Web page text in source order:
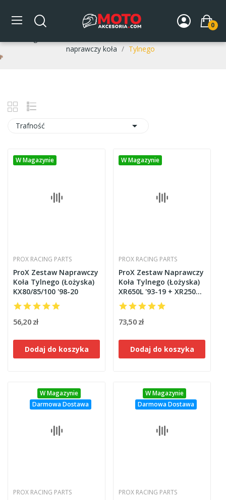
0
Tylnego
naprawczy koła
Tylnego
Trafność 
W Magazynie
PROX RACING PARTS
ProX Zestaw Naprawczy
Koła Tylnego (Łożyska)
KX80/85/100 '98-20
56,20 zł
Dodaj do koszyka
W Magazynie
PROX RACING PARTS
ProX Zestaw Naprawczy
Koła Tylnego (Łożyska)
XR650L '93-19 + XR250R
'81-85
73,50 zł
Dodaj do koszyka
W Magazynie
Darmowa Dostawa
PROX RACING PARTS
W Magazynie
Darmowa Dostawa
PROX RACING PARTS